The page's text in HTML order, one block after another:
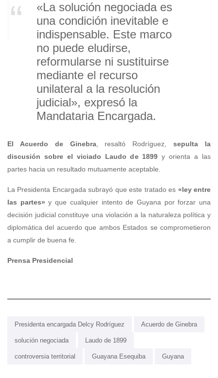
«La solución negociada es
una condición inevitable e
indispensable. Este marco
no puede eludirse,
reformularse ni sustituirse
mediante el recurso
unilateral a la resolución
judicial», expresó la
Mandataria Encargada.
El Acuerdo de Ginebra, resaltó Rodríguez,sepulta la
discusión sobre el viciado Laudo de 1899y orienta a las
partes hacia un resultado mutuamente aceptable.
La Presidenta Encargada subrayó que este tratado es «ley entre
las partes» y que cualquier intento de Guyana por forzar una
decisión judicial constituye una violación a la naturaleza política y
diplomática del acuerdo que ambos Estados se comprometieron
a cumplir de buena fe.
Prensa Presidencial
Presidenta encargada Delcy Rodríguez Acuerdo de Ginebra
solución negociada Laudo de 1899
controversia territorial Guayana Esequiba Guyana